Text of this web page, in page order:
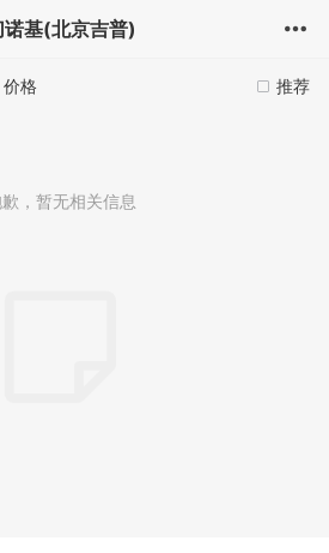
诺基(北京吉普)
推荐
价格
，暂无相关信息